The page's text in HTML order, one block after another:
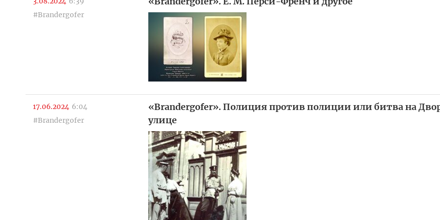
#Brandergofer
17.06.2024 6:04
#Brandergofer
«Brandergofer». Полиция против полиции или битва на
улице